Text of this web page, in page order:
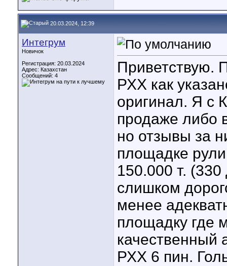
20.03.2024, 12:39
Интегрум
Новичок
Регистрация: 20.03.2024
Адрес: Казахстан
Сообщений: 4
Приветствую.
РХХ как
оригинал. Я с
продаже либо
но отзывы за
площадке
150.000 т.
слишком
менее
площадку где
качественный
РХХ 6 пин.